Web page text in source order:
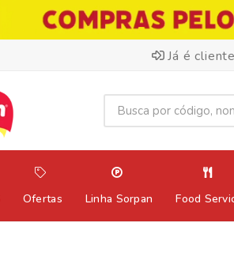
Já é
Ofertas Linha Sorpan Food